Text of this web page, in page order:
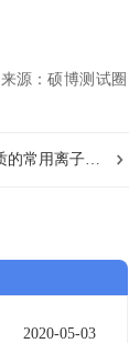
来源：硕博测试圈
2020-05-03